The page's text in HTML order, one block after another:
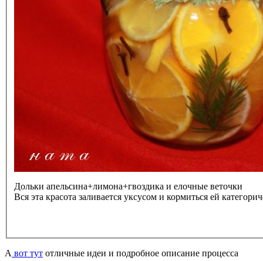
Дольки апельсина+лимона+гвоздика и елочные веточки
Вся эта красота заливается уксусом и кормиться ей
А вот тут отличные идеи и подробное описание процесса